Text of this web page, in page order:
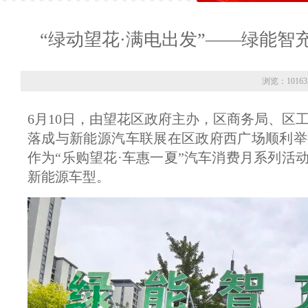
“绿动望花·满电出发”——绿能智
浏览：
6月10日，由望花区政府主办，区商务局、
落成与新能源汽车联展在区政府西广场顺利
作为“乐购望花·车惠一夏”汽车消费月系列活
新能源车型。